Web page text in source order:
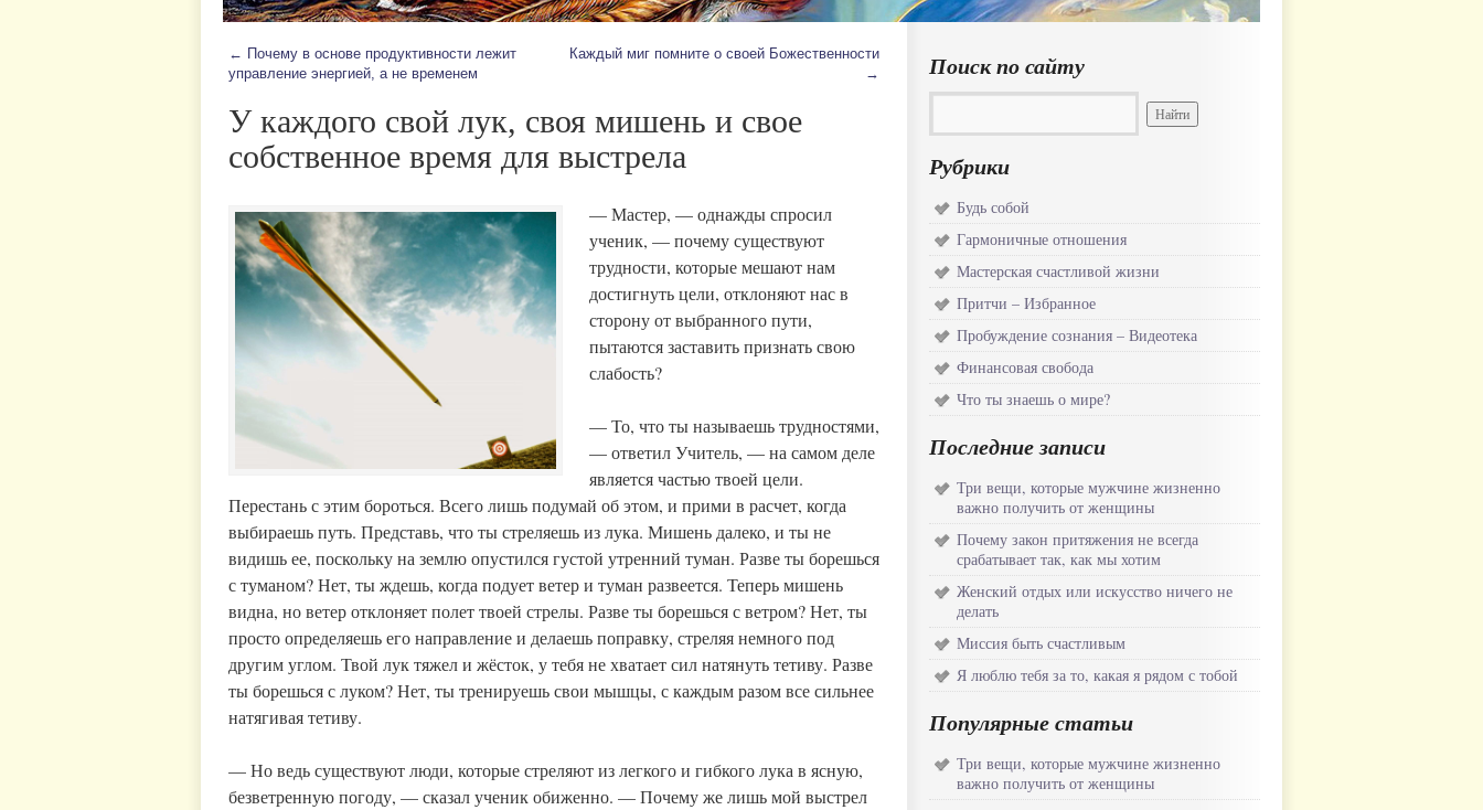
← Почему в основе продуктивности лежит
управление энергией, а не временем
Каждый миг помните о своей Божественности
→
У каждого свой лук, своя мишень и свое
собственное время для выстрела
— Мастер, — однажды спросил
ученик, — почему существуют
трудности, которые мешают нам
достигнуть цели, отклоняют нас в
сторону от выбранного пути,
пытаются заставить признать свою
слабость?
— То, что ты называешь трудностями,
— ответил Учитель, — на самом деле
является частью твоей цели.
Перестань с этим бороться. Всего лишь подумай об этом, и прими в расчет, когда
выбираешь путь. Представь, что ты стреляешь из лука. Мишень далеко, и ты не
видишь ее, поскольку на землю опустился густой утренний туман. Разве ты борешься
с туманом? Нет, ты ждешь, когда подует ветер и туман развеется. Теперь мишень
видна, но ветер отклоняет полет твоей стрелы. Разве ты борешься с ветром? Нет, ты
просто определяешь его направление и делаешь поправку, стреляя немного под
другим углом. Твой лук тяжел и жёсток, у тебя не хватает сил натянуть тетиву. Разве
ты борешься с луком? Нет, ты тренируешь свои мышцы, с каждым разом все сильнее
натягивая тетиву.
— Но ведь существуют люди, которые стреляют из легкого и гибкого лука в ясную,
безветренную погоду, — сказал ученик обиженно. — Почему же лишь мой выстрел
Поиск по сайту
Рубрики
Будь собой
Гармоничные отношения
Мастерская счастливой жизни
Притчи – Избранное
Пробуждение сознания – Видеотека
Финансовая свобода
Что ты знаешь о мире?
Последние записи
Три вещи, которые мужчине жизненно
важно получить от женщины
Почему закон притяжения не всегда
срабатывает так, как мы хотим
Женский отдых или искусство ничего не
делать
Миссия быть счастливым
Я люблю тебя за то, какая я рядом с тобой
Популярные статьи
Три вещи, которые мужчине жизненно
важно получить от женщины